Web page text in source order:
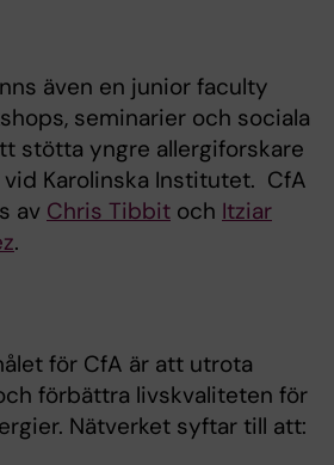
även en junior faculty
seminarier och sociala
stötta yngre allergiforskare
Karolinska Institutet. CfA
av Chris Tibbit och Itziar
.
för CfA är att utrota
förbättra livskvaliteten för
Nätverket syftar till att: